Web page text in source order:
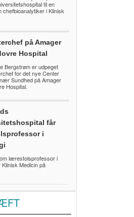
til en
chefbioanalytiker i Klinisk
på Amager
Hospital
Bergstrøm er udpeget
for det nye Center
Sundhed på Amager
Hospital.
får
i
lærestolsprofessor i
Medicin på